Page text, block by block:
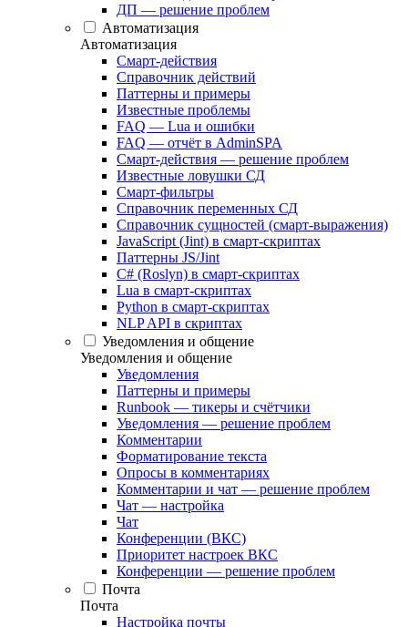
ДП — решение проблем
Автоматизация
Автоматизация
Смарт-действия
Справочник действий
Паттерны и примеры
Известные проблемы
FAQ — Lua и ошибки
FAQ — отчёт в AdminSPA
Смарт-действия — решение проблем
Известные ловушки СД
Смарт-фильтры
Справочник переменных СД
Справочник сущностей (смарт-выражения)
JavaScript (Jint) в смарт-скриптах
Паттерны JS/Jint
C# (Roslyn) в смарт-скриптах
Lua в смарт-скриптах
Python в смарт-скриптах
NLP API в скриптах
Уведомления и общение
Уведомления и общение
Уведомления
Паттерны и примеры
Runbook — тикеры и счётчики
Уведомления — решение проблем
Комментарии
Форматирование текста
Опросы в комментариях
Комментарии и чат — решение проблем
Чат — настройка
Чат
Конференции (ВКС)
Приоритет настроек ВКС
Конференции — решение проблем
Почта
Почта
Настройка почты